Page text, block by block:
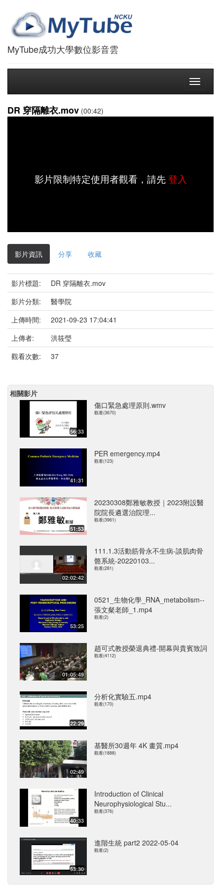
MyTube成功大學數位影音雲
Toggle
DR 穿隔離衣.mov (00:42)
影片限制特定使用者觀看，請先登入
影片資訊 分享 收藏
影片標題:
DR 穿隔離衣.mov
影片分類:
醫學院
上傳時間:
2021-09-23 17:04:41
上傳者:
洪筱瑩
觀看次數:
37
相關影片
56:33
傷口緊急處理原則.wmv
觀看(3670)
41:31
PER emergency.mp4
觀看(123)
51:53
20230308鄭雅敏教授｜2023附設醫
院院長遴選治院理...
觀看(3961)
02:02:42
111.1.3活動筋骨永不生病-談肌肉骨
骼系統-20220103...
觀看(281)
53:25
0521_生物化學_RNA_metabolism--
張文粲老師_1.mp4
觀看(2)
01:05:49
趙可式教授榮退典禮-開幕與貴賓致詞
觀看(4112)
22:29
分析化實驗五.mp4
觀看(170)
02:49
基醫所30週年 4K 畫質.mp4
觀看(1888)
40:33
Introduction of Clinical
Neurophysiological Stu...
觀看(376)
53:30
進階生統 part2 2022-05-04
觀看(2)